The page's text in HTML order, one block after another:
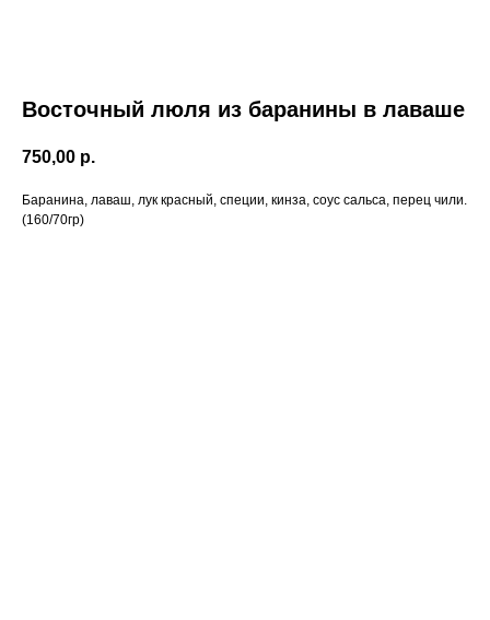
Восточный люля из баранины в лаваше
750,00 р.
Баранина, лаваш, лук красный, специи, кинза, соус сальса, перец чили.
(160/70гр)